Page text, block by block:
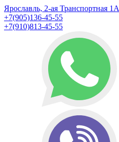
Ярославль, 2-ая Транспортная 1А
+7(905)136-45-55
+7(910)813-45-55